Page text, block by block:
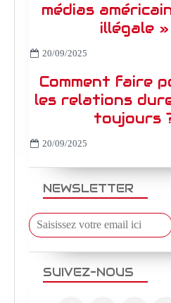
NEWSLETTER
SUIVEZ-NOUS
médias
illégale »
20/09/2025
Comment faire
les relations
toujours
20/09/2025